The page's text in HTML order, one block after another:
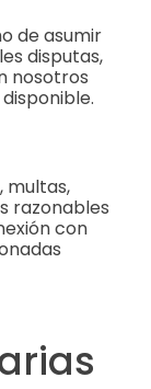
de asumir
disputas,
nosotros
multas,
razonables
con